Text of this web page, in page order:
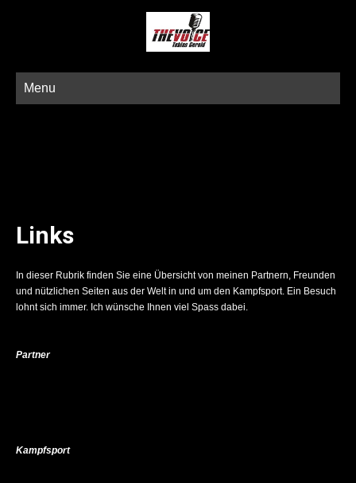
Menu
Links
In dieser Rubrik finden Sie eine Übersicht von meinen Partnern, Freunden
und nützlichen Seiten aus der Welt in und um den Kampfsport. Ein Besuch
lohnt sich immer. Ich wünsche Ihnen viel Spass dabei.
Partner
Kampfsport